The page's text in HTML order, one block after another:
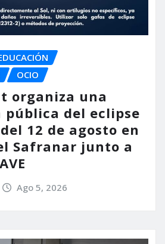
OCIO
organiza una
pública del eclipse
12 de agosto en
Safranar junto a
Ago 5, 2026